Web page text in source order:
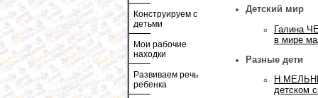
Конструируем с
детьми
Мои рабочие
находки
Развиваем речь
ребенка
Детский мир
Галина
в мире
Разные дети
детском